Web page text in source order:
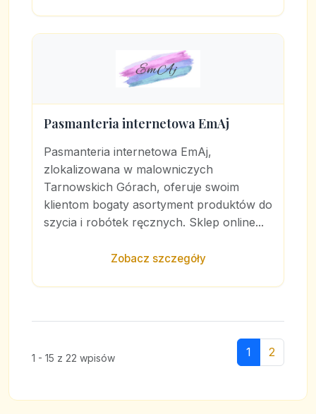
Pasmanteria internetowa EmAj
Pasmanteria internetowa EmAj,
zlokalizowana w malowniczych
Tarnowskich Górach, oferuje swoim
klientom bogaty asortyment produktów do
szycia i robótek ręcznych. Sklep online...
Zobacz szczegóły
1 - 15 z 22 wpisów 1 2